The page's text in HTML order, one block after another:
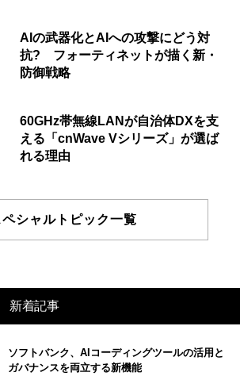
AIの武器化とAIへの攻撃にどう対
抗? フォーティネットが描く新・
防御戦略
60GHz帯無線LANが自治体DXを支
える「cnWave Vシリーズ」が選ば
れる理由
ペシャルトピック一覧
新着記事
ソフトバンク、AIコーディングツールの活用と
ガバナンスを両立する新機能